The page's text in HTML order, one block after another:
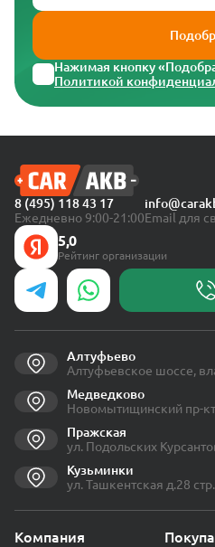
Нажимая кнопку
Политикой
8 (495) 118 43 17
Ежедневно 9:00-21:00Email для
5,0
Рейтинг организации
Алтуфьево
Алтуфьевское шоссе,
Медведково
Новомытищинский пр-
Пражская
ул. Подольских
Кузьминки
ул. Ташкентская д.28 стр.
Компания